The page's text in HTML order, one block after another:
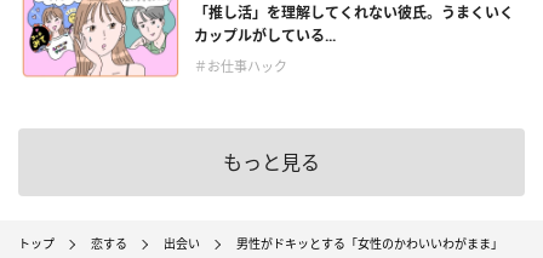
「推し活」を理解してくれない彼氏。うまくいく
カップルがしている...
＃お仕事ハック
もっと見る
トップ 恋する 出会い 男性がドキッとする「女性のかわいいわがまま」